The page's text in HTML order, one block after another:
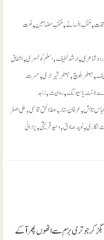
,منتخب افسانے,منتخب مضامين,نعت
شاعری,ارشد لطیف,اسلم کولسری,اشفاق
,جعفر بلوچ,جعفر شیرازی,حسرت
لائٹ یا سیونگ,روایت,زاہد
تابش,عرفان ستار,عطاالحق قاسمی,علی اصغر
نگاری,نوید صادق,وحید قریشی,یزدانی
کر جو تری بزم سے اٹھوں پھر آ کے